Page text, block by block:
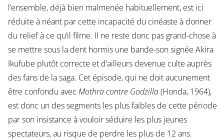
l’ensemble, déjà bien malmenée habituellement, est ici
réduite à néant par cette incapacité du cinéaste à donner
du relief à ce qu’il filme. Il ne reste donc pas grand-chose à
se mettre sous la dent hormis une bande-son signée Akira
Ikufube plutôt correcte et d’ailleurs devenue culte auprès
des fans de la saga. Cet épisode, qui ne doit aucunement
être confondu avec Mothra contre Godzilla(Honda, 1964),
est donc un des segments les plus faibles de cette période
par son insistance à vouloir séduire les plus jeunes
spectateurs, au risque de perdre les plus de 12 ans.